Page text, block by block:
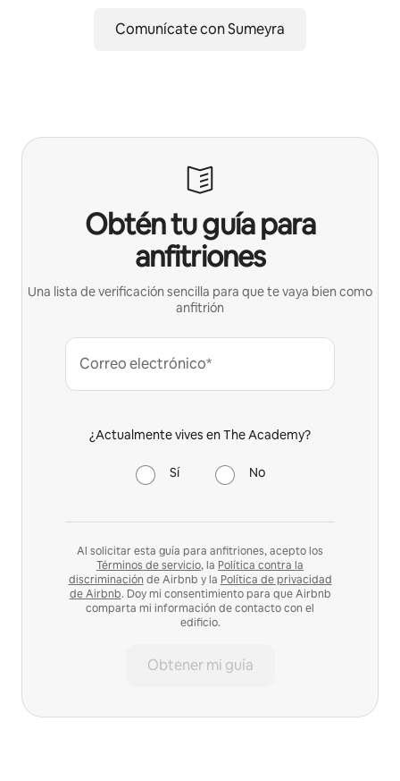
Comunícate con Sumeyra
Obtén tu guía para
anfitriones
Una lista de verificación sencilla para que te vaya bien como
anfitrión
Correo electrónico*
¿Actualmente vives en The Academy?
Sí No
Al solicitar esta guía para anfitriones, acepto los
Términos de servicio, la Política contra la
discriminación de Airbnb y la Política de privacidad
de Airbnb. Doy mi consentimiento para que Airbnb
comparta mi información de contacto con el
edificio.
Obtener mi guía